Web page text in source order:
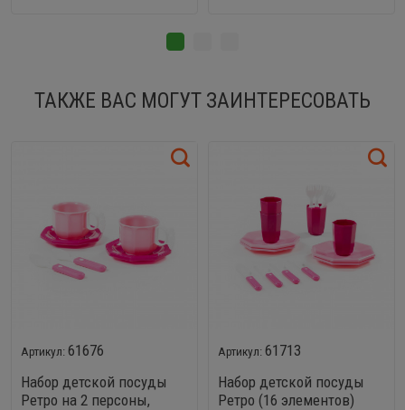
ТАКЖЕ ВАС МОГУТ ЗАИНТЕРЕСОВАТЬ
61676
Набор детской посуды
Ретро на 2 персоны,
61713
Набор детской посуды
Ретро (16 элементов)